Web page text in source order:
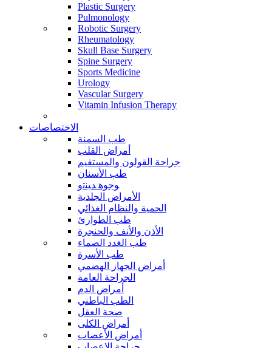
Plastic Surgery
Pulmonology
Robotic Surgery
Rheumatology
Skull Base Surgery
Spine Surgery
Sports Medicine
Urology
Vascular Surgery
Vitamin Infusion Therapy
الاختصاصات
طب السمنة
أمراض القلب
جراحة القولون والمستقيم
طب الأسنان
ﻮﺟﻮﻫ ﺪﻴﻨﺗﻭ
الأمراض الجلدية
الحمية والنظام الغذائي
طب الطوارئ
الأذن والأنف والحنجرة
طب الغدد الصماء
طب الأسرة
أمراض الجهاز الهضمي
الجراحة العامة
أمراض الدم
الطب الباطني
صحة العقل
أمراض الكلى
أمراض الأعصاب